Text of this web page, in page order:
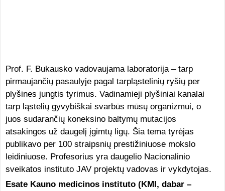
Prof. F. Bukausko vadovaujama laboratorija – tarp
pirmaujančių pasaulyje pagal tarpląstelinių ryšių per
plyšines jungtis tyrimus. Vadinamieji plyšiniai kanalai
tarp ląstelių gyvybiškai svarbūs mūsų organizmui, o
juos sudarančių koneksino baltymų mutacijos
atsakingos už daugelį įgimtų ligų. Šia tema tyrėjas
publikavo per 100 straipsnių prestižiniuose mokslo
leidiniuose. Profesorius yra daugelio Nacionalinio
sveikatos instituto JAV projektų vadovas ir vykdytojas.
Esate Kauno medicinos instituto (KMI, dabar –